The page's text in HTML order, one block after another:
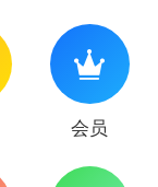
会员